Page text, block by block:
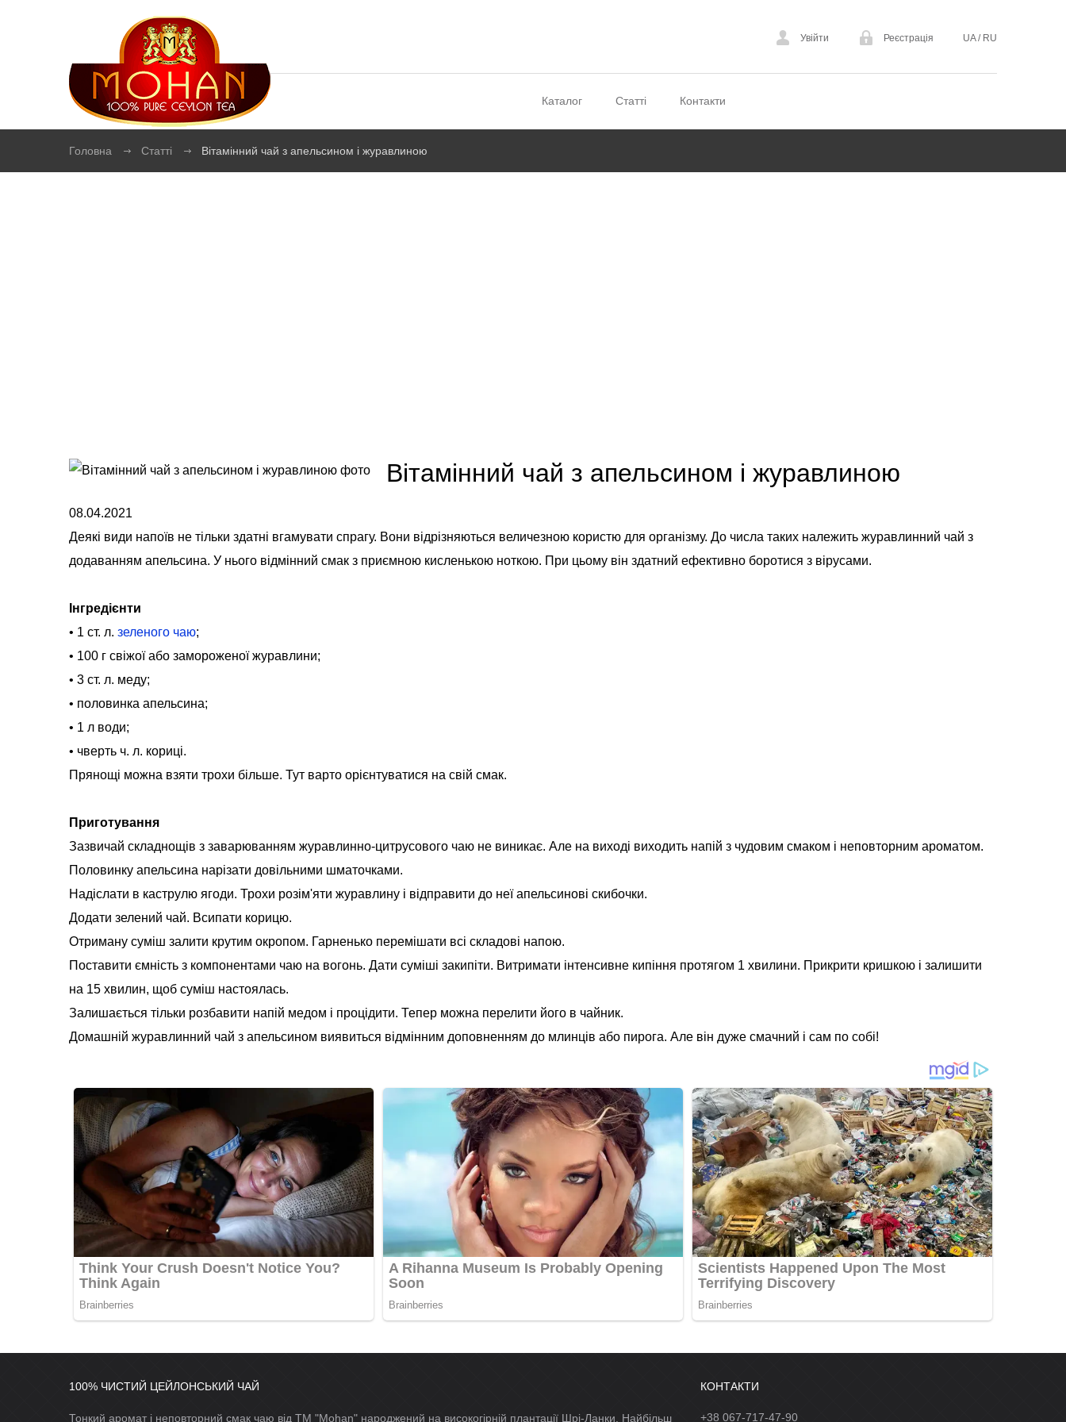
Увійти Реєстрація UA/RU
Каталог Статті Контакти
Головна Статті Вітамінний чай з апельсином і журавлиною
Вітамінний чай з апельсином і журавлиною
08.04.2021
Деякі види напоїв не тільки здатні вгамувати спрагу. Вони відрізняються величезною користю для організму. До числа таких належить журавлинний чай з
додаванням апельсина. У нього відмінний смак з приємною кисленькою ноткою. При цьому він здатний ефективно боротися з вірусами.
Інгредієнти
• 1 ст. л. зеленого чаю;
• 100 г свіжої або замороженої журавлини;
• 3 ст. л. меду;
• половинка апельсина;
• 1 л води;
• чверть ч. л. кориці.
Прянощі можна взяти трохи більше. Тут варто орієнтуватися на свій смак.
Приготування
Зазвичай складнощів з заварюванням журавлинно-цитрусового чаю не виникає. Але на виході виходить напій з чудовим смаком і неповторним ароматом.
Половинку апельсина нарізати довільними шматочками.
Надіслати в каструлю ягоди. Трохи розім'яти журавлину і відправити до неї апельсинові скибочки.
Додати зелений чай. Всипати корицю.
Отриману суміш залити крутим окропом. Гарненько перемішати всі складові напою.
Поставити ємність з компонентами чаю на вогонь. Дати суміші закипіти. Витримати інтенсивне кипіння протягом 1 хвилини. Прикрити кришкою і залишити
на 15 хвилин, щоб суміш настоялась.
Залишається тільки розбавити напій медом і процідити. Тепер можна перелити його в чайник.
Домашній журавлинний чай з апельсином виявиться відмінним доповненням до млинців або пирога. Але він дуже смачний і сам по собі!
100% ЧИСТИЙ ЦЕЙЛОНСЬКИЙ ЧАЙ
Тонкий аромат і неповторний смак чаю від ТМ "Mohan" народжений на високогірній плантації Шрі-Ланки. Найбільш
КОНТАКТИ
+38 067-717-47-90